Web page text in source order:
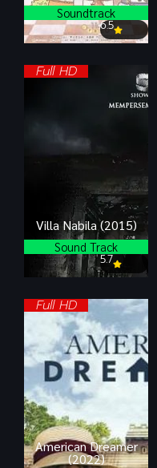
6.5
Soundtrack
Full HD
Villa Nabila (2015)
5.7
Sound Track
Full HD
American Dreamer
(2022)